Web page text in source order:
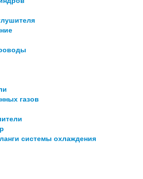
газов
системы охлаждения